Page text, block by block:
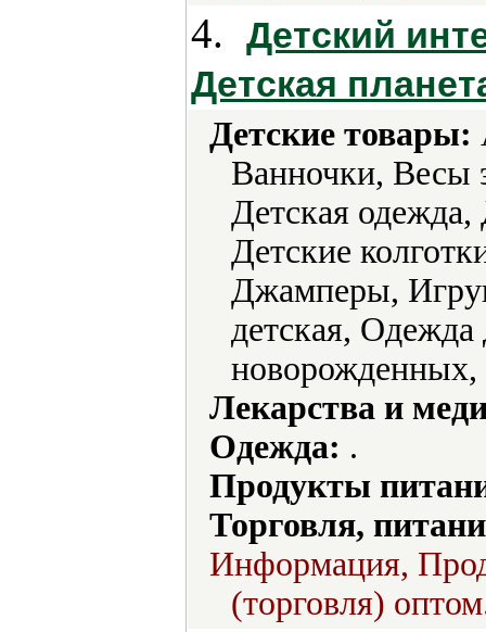
4.
Детский
Детская
Детские товары:
Ванночки, Весы
Детская
Детские
Джамперы,
детская,
Лекарства и
Одежда: .
Продукты
Торговля,
Информация,
(торговля)